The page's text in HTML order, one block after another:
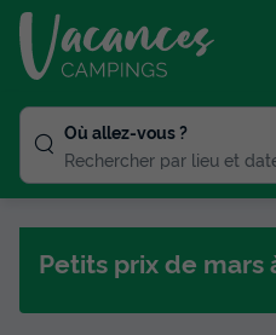
Où allez-vous ?
Rechercher par lieu et
Petits prix de mars